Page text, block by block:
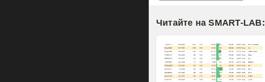
Читайте на SMART-LAB: